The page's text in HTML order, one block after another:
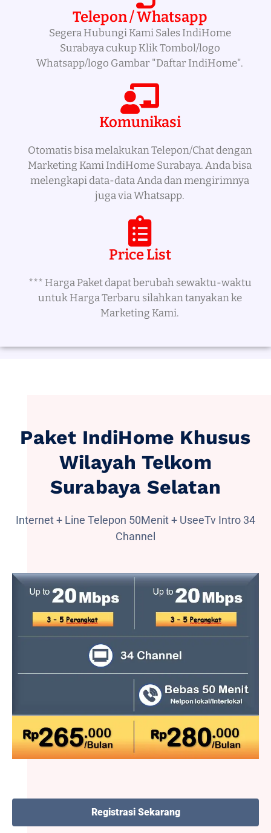
Telepon / Whatsapp
Segera Hubungi Kami Sales IndiHome
Surabaya cukup Klik Tombol/logo
Whatsapp/logo Gambar "Daftar IndiHome".
Komunikasi
Otomatis bisa melakukan Telepon/Chat dengan
Marketing Kami IndiHome Surabaya. Anda bisa
melengkapi data-data Anda dan mengirimnya
juga via Whatsapp.
Price List
*** Harga Paket dapat berubah sewaktu-waktu
untuk Harga Terbaru silahkan tanyakan ke
Marketing Kami.
Paket IndiHome Khusus
Wilayah Telkom
Surabaya Selatan
Internet + Line Telepon 50Menit + UseeTv Intro 34
Channel
Registrasi Sekarang